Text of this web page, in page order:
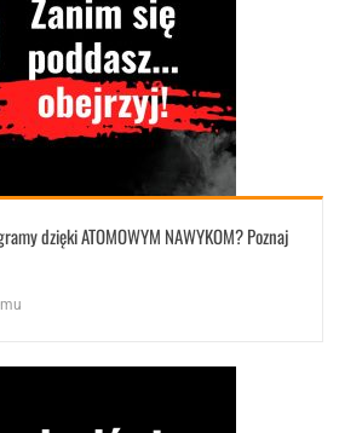
dzięki ATOMOWYM NAWYKOM? Poznaj